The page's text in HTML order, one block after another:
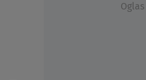
Oglas